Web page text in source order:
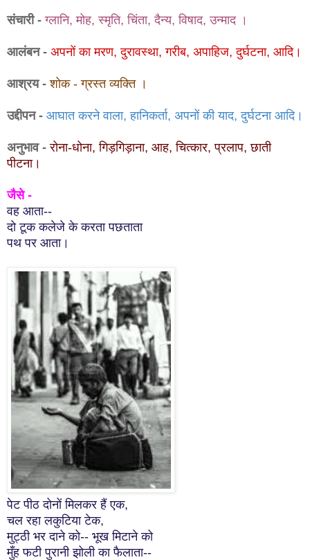
संचारी - ग्लानि, मोह, स्मृति, चिंता, दैन्य, विषाद, उन्माद।
आलंबन - अपनों का मरण, दुरावस्था, गरीब, अपाहिज, दुर्घटना, आदि।
आश्रय - शोक - ग्रस्त व्यक्ति ।
उद्दीपन - आघात करने वाला, हानिकर्ता, अपनों की याद, दुर्घटना आदि।
अनुभाव - रोना-धोना, गिड़गिड़ाना, आह, चित्कार, प्रलाप, छाती
पीटना।
जैसे -
वह आता--
दो टूक कलेजे के करता पछताता
पथ पर आता।
पेट पीठ दोनों मिलकर हैं एक,
चल रहा लकुटिया टेक,
मुट्ठी भर दाने को-- भूख मिटाने को
मुँह फटी पुरानी झोली का फैलाता--